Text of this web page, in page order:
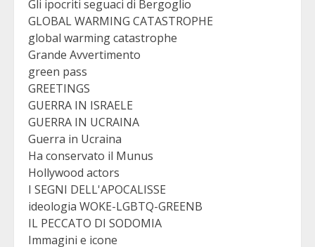
Gli ipocriti seguaci di Bergoglio
GLOBAL WARMING CATASTROPHE
global warming catastrophe
Grande Avvertimento
green pass
GREETINGS
GUERRA IN ISRAELE
GUERRA IN UCRAINA
Guerra in Ucraina
Ha conservato il Munus
Hollywood actors
I SEGNI DELL'APOCALISSE
ideologia WOKE-LGBTQ-GREENB
IL PECCATO DI SODOMIA
Immagini e icone